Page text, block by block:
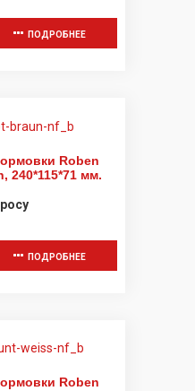
ПОДРОБНЕЕ
Roben
240*115*71 мм.
ПОДРОБНЕЕ
Roben